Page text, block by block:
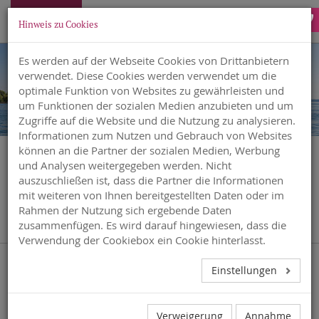
FREIWILLIGES ENTGAGEMENT
Hinweis zu Cookies
Es werden auf der Webseite Cookies von Drittanbietern
verwendet. Diese Cookies werden verwendet um die
optimale Funktion von Websites zu gewährleisten und
um Funktionen der sozialen Medien anzubieten und um
Zugriffe auf die Website und die Nutzung zu analysieren.
Informationen zum Nutzen und Gebrauch von Websites
können an die Partner der sozialen Medien, Werbung
und Analysen weitergegeben werden. Nicht
auszuschließen ist, dass die Partner die Informationen
mit weiteren von Ihnen bereitgestellten Daten oder im
Rahmen der Nutzung sich ergebende Daten
zusammenfügen. Es wird darauf hingewiesen, dass die
Verwendung der Cookiebox ein Cookie hinterlasst.
Einstellungen
Verweigerung Annahme